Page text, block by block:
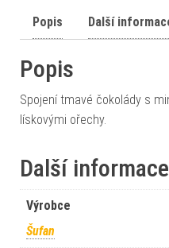
Popis Další
Popis
Spojení tmavé čokolády s
lískovými ořechy.
Další informace
Výrobce
Šufan